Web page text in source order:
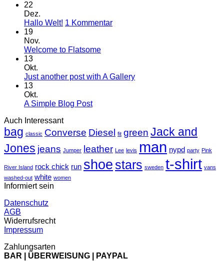
22
Dez.
Hallo Welt! 1 Kommentarzu
19
Nov.
Welcome to FlatsomeKeine
Welcome
13
Okt.
Just another post with A GalleryKeine
with
A
Gallery
13
Okt.
A Simple Blog PostKeine
A
Simple
Blog
Auch Interessant
bag classic Converse Diesel fit green Jack and
Jones jeans Jumper leather Lee levis man nypd party Pink
River Island rock chick run shoe stars sweden t-shirt vans
washed-out white women
Informiert sein
Datenschutz
AGB
Widerrufsrecht
Impressum
Zahlungsarten
BAR | ÜBERWEISUNG | PAYPAL